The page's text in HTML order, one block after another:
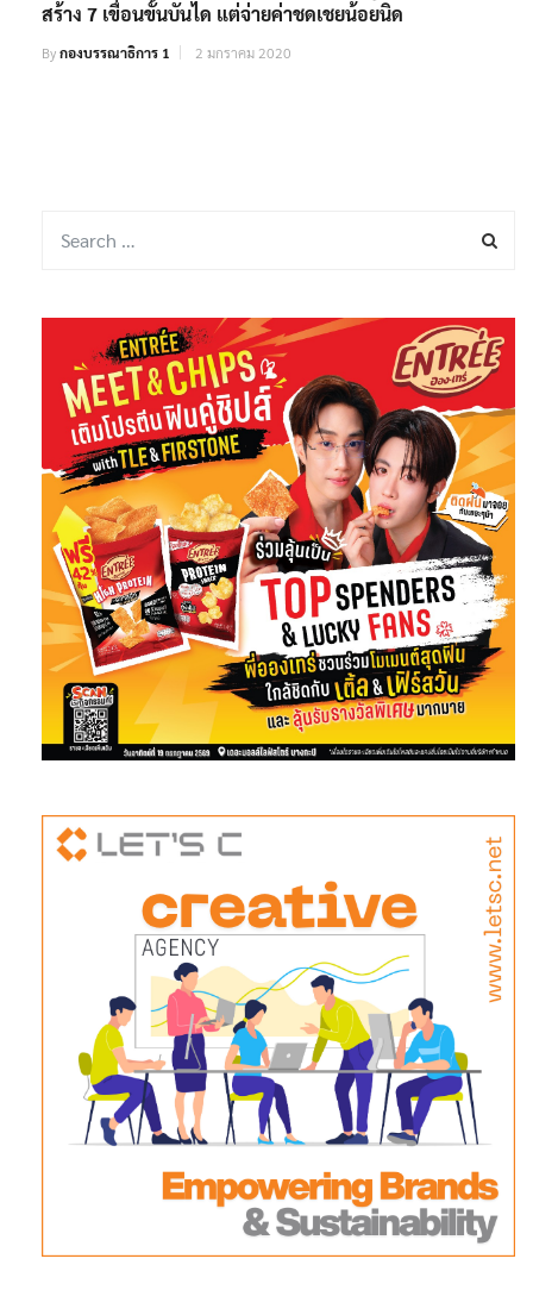
สร้าง 7 เขื่อนขั้นบันได แต่จ่ายค่าชดเชยน้อยนิด
Byกองบรรณาธิการ 1 2 มกราคม 2020